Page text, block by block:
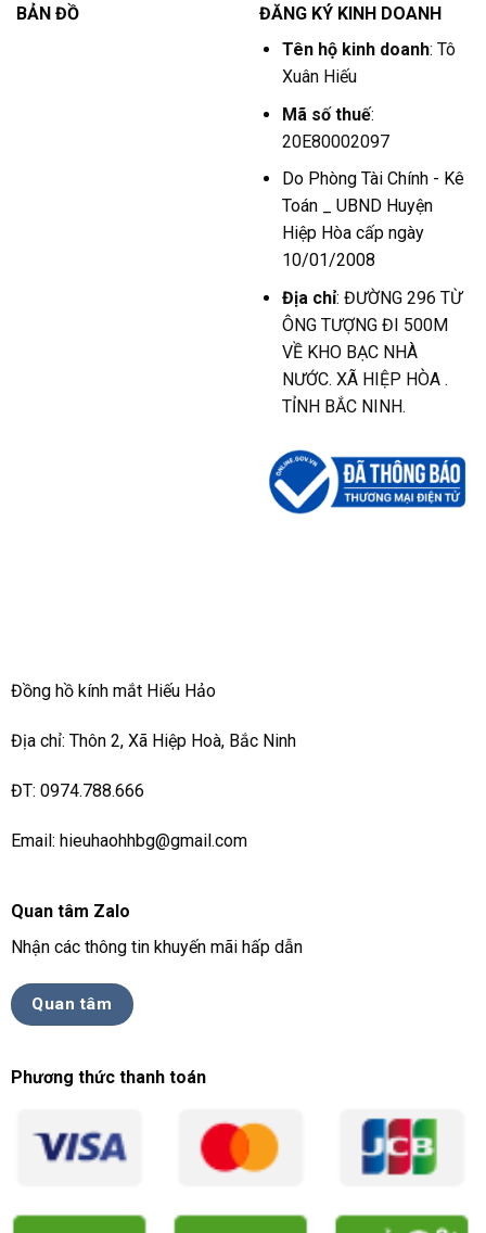
BẢN ĐỒ
ĐĂNG KÝ KINH DOANH
Tên hộ kinh doanh: Tô
Xuân Hiếu
Mã số thuế:
20E80002097
Do Phòng Tài Chính - Kê
Toán _ UBND Huyện
Hiệp Hòa cấp ngày
10/01/2008
Địa chỉ: ĐƯỜNG 296 TỪ
ÔNG TƯỢNG ĐI 500M
VỀ KHO BẠC NHÀ
NƯỚC. XÃ HIỆP HÒA .
TỈNH BẮC NINH.
Đồng hồ kính mắt Hiếu Hảo
Địa chỉ: Thôn 2, Xã Hiệp Hoà, Bắc Ninh
ĐT: 0974.788.666
Email: hieuhaohhbg@gmail.com
Quan tâm Zalo
Nhận các thông tin khuyến mãi hấp dẫn
Quan tâm
Phương thức thanh toán